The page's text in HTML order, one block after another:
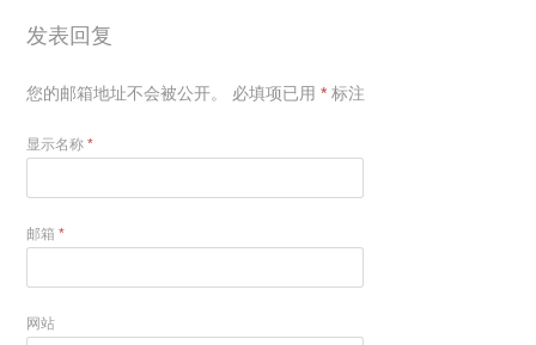
发表回复
您的邮箱地址不会被公开。 必填项已用* 标注
显示名称*
邮箱*
网站